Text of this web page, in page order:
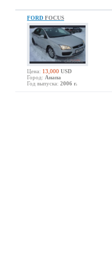
FORD FOCUS
Цена: 13,000 USD
Город: Анапа
Год выпуска: 2006 г.